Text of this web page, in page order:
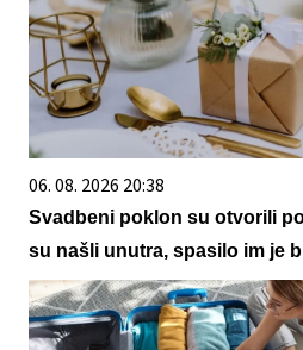
06. 08. 2026 20:38
Svadbeni poklon su otvorili
su našli unutra, spasilo im je